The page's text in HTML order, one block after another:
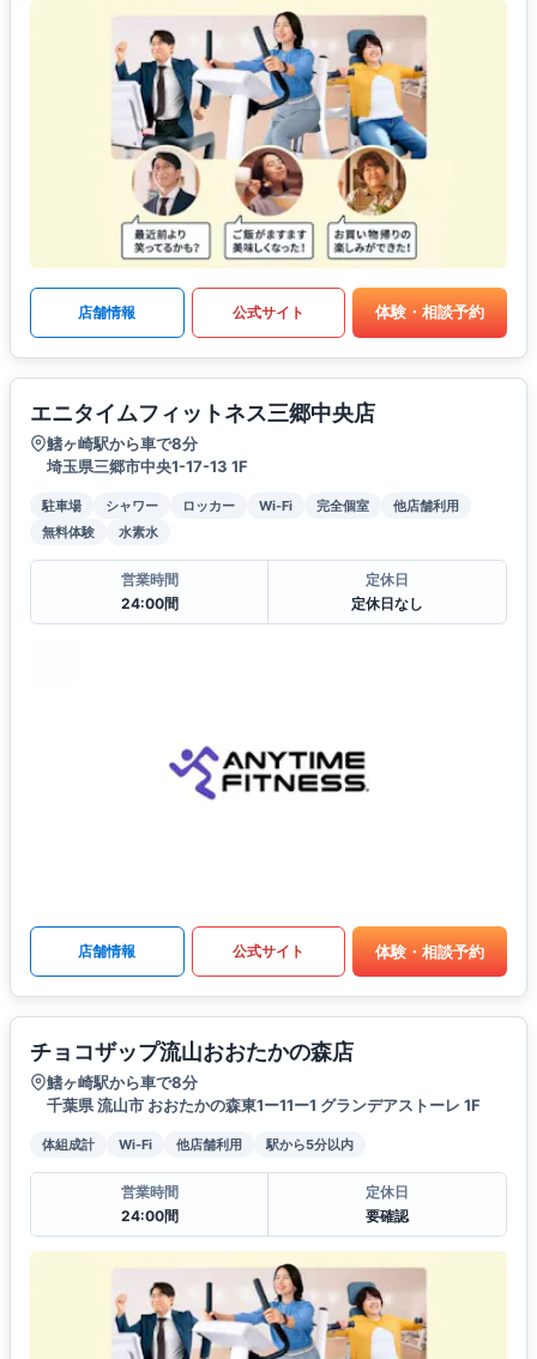
店舗情報 公式サイト 体験・相談予約
エニタイムフィットネス三郷中央店
鰭ヶ崎駅から車で8分
埼玉県三郷市中央1-17-13 1F
駐車場 シャワー ロッカー Wi-Fi 完全個室
他店舗利用
無料体験
水素水
営業時間
24:00間
定休日
定休日なし
店舗情報 公式サイト 体験・相談予約
チョコザップ流山おおたかの森店
鰭ヶ崎駅から車で8分
千葉県 流山市 おおたかの森東1ー11ー1 グランデアストーレ 1F
体組成計 Wi-Fi 他店舗利用 駅から5分以内
営業時間
24:00間
定休日
要確認